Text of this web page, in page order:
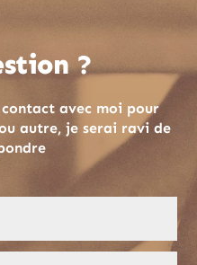
?
contact avec moi pour
autre, je serai ravi de